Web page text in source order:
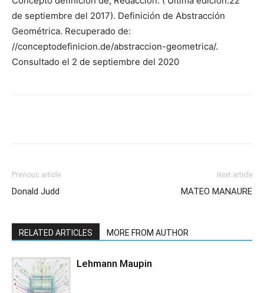
de septiembre del 2017). Definición de Abstracción
Geométrica. Recuperado de:
//conceptodefinicion.de/abstraccion-geometrica/.
Consultado el 2 de septiembre del 2020
Previous article
Donald Judd
Next article
MATEO MANAURE
RELATED ARTICLES MORE FROM AUTHOR
Lehmann Maupin